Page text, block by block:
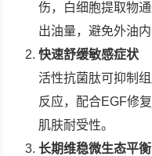
伤，白细胞提取物
出油量，避免外油
快速舒缓敏感症状
活性抗菌肽可抑制
反应，配合EGF修
肌肤耐受性。
长期维稳微生态平衡